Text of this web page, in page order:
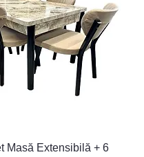
Masă Extensibilă + 6